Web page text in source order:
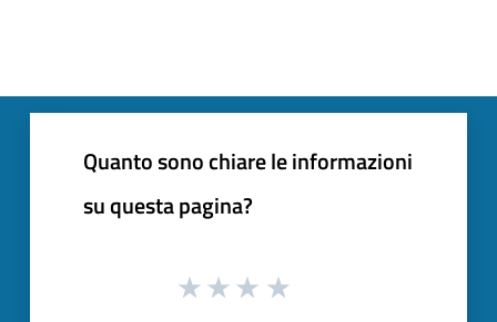
Quanto sono chiare le informazioni
su questa pagina?